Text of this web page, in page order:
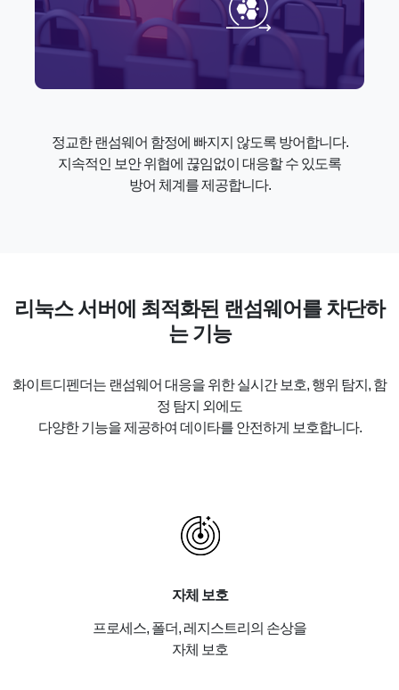
정교한 랜섬웨어 함정에 빠지지 않도록 방어합니다.
지속적인 보안 위협에 끊임없이 대응할 수 있도록
방어 체계를 제공합니다.
리눅스 서버에 최적화된 랜섬웨어를 차단하
는 기능
화이트디펜더는 랜섬웨어 대응을 위한 실시간 보호, 행위 탐지, 함
정 탐지 외에도
다양한 기능을 제공하여 데이타를 안전하게 보호합니다.
자체 보호
프로세스, 폴더, 레지스트리의 손상을
자체 보호